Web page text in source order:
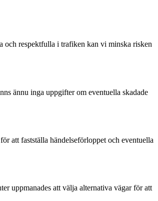
och respektfulla i trafiken kan vi minska risken
ännu inga uppgifter om eventuella skadade
att fastställa händelseförloppet och eventuella
uppmanades att välja alternativa vägar för att